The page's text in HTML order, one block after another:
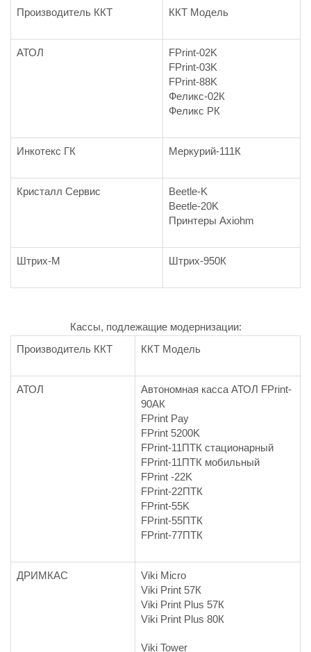
Производитель ККТ
ККТ Модель
АТОЛ
FPrint-02K
FPrint-03K
FPrint-88K
Феликс-02К
Феликс РК
Инкотекс ГК Меркурий-111К
Кристалл Сервис
Beetle-K
Beetle-20K
Принтеры Axiohm
Штрих-М Штрих-950К
Кассы, подлежащие модернизации:
Производитель ККТ
ККТ Модель
АТОЛ
Автономная касса АТОЛ FPrint-
90АК
FPrint Pay
FPrint 5200K
FPrint-11ПТК стационарный
FPrint-11ПТК мобильный
FPrint -22K
FPrint-22ПТК
FPrint-55K
FPrint-55ПТК
FPrint-77ПТК
ДРИМКАС
Viki Micro
Viki Print 57К
Viki Print Plus 57К
Viki Print Plus 80К
Viki Tower